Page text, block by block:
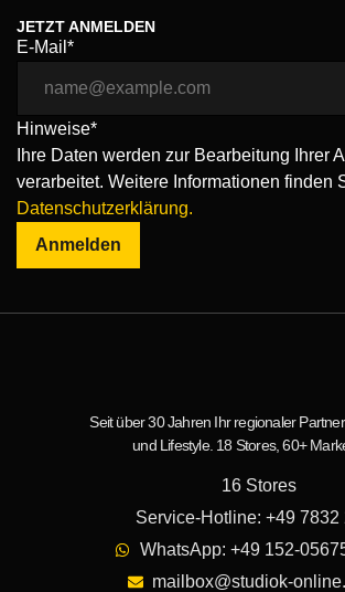
JETZT ANMELDEN
E-Mail*
Hinweise*
Ihre Daten werden zur Bearbeitung Ihrer
verarbeitet. Weitere Informationen finden
Datenschutzerklärung.
Anmelden
Seit über 30 Jahren Ihr regionaler
und Lifestyle. 18 Stores, 60+
16 Stores
Service-Hotline: +49 7832
WhatsApp: +49 152-
mailbox@studiok-